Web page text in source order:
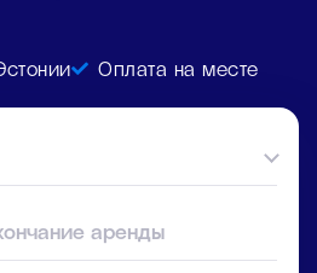
Оплата на месте
аренды